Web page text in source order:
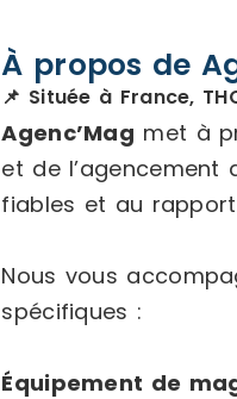
À propos de
📌 Située à France,
Agenc’Mag met à
et de l’agencement
fiables et au
Nous vous
spécifiques :
Équipement de